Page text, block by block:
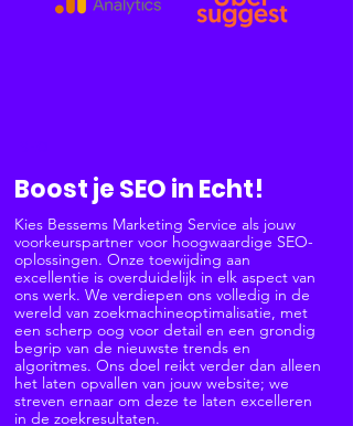
Boost je SEO in Echt!
Kies Bessems Marketing Service als jouw
voorkeurspartner voor hoogwaardige SEO-
oplossingen. Onze toewijding aan
excellentie is overduidelijk in elk aspect van
ons werk. We verdiepen ons volledig in de
wereld van zoekmachineoptimalisatie, met
een scherp oog voor detail en een grondig
begrip van de nieuwste trends en
algoritmes. Ons doel reikt verder dan alleen
het laten opvallen van jouw website; we
streven ernaar om deze te laten excelleren
in de zoekresultaten.